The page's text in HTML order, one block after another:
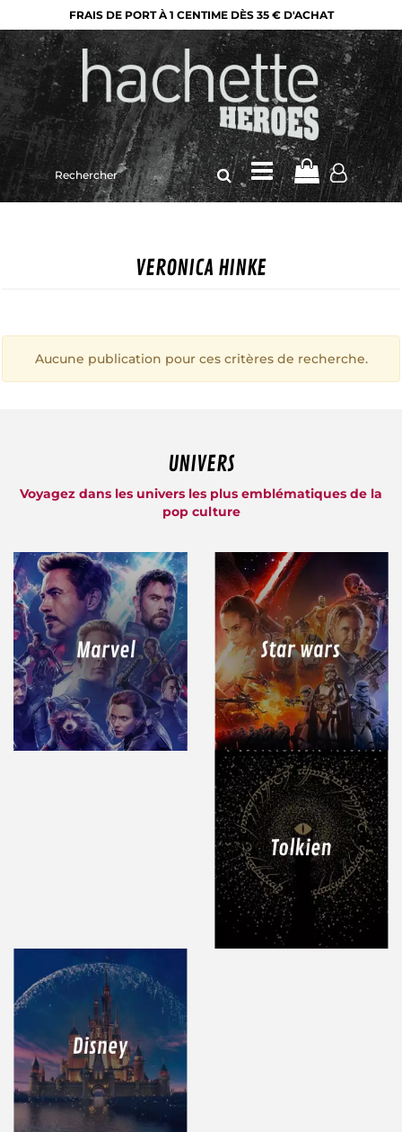
FRAIS DE PORT À 1 CENTIME DÈS 35 € D'ACHAT
Rechercher
sur
le
VERONICA HINKE
Aucune publication pour ces critères de recherche.
UNIVERS
Voyagez dans les univers les plus emblématiques de la
pop culture